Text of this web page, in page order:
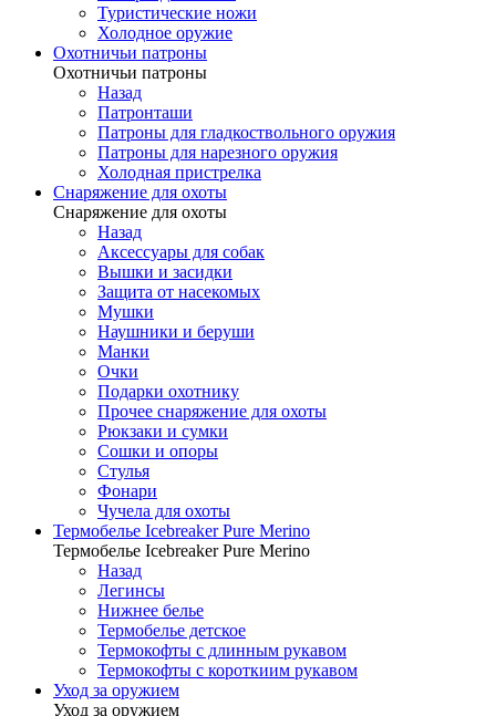
Туристические ножи
Холодное оружие
Охотничьи патроны
Охотничьи патроны
Назад
Патронташи
Патроны для гладкоствольного оружия
Патроны для нарезного оружия
Холодная пристрелка
Снаряжение для охоты
Снаряжение для охоты
Назад
Аксессуары для собак
Вышки и засидки
Защита от насекомых
Мушки
Наушники и беруши
Манки
Очки
Подарки охотнику
Прочее снаряжение для охоты
Рюкзаки и сумки
Сошки и опоры
Стулья
Фонари
Чучела для охоты
Термобелье Icebreaker Pure Merino
Термобелье Icebreaker Pure Merino
Назад
Легинсы
Нижнее белье
Термобелье детское
Термокофты с длинным рукавом
Термокофты с короткиим рукавом
Уход за оружием
Уход за оружием